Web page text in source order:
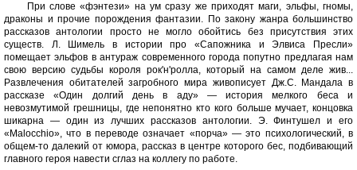
При слове «фэнтези» на ум сразу же приходят маги, эльфы, гномы,
драконы и прочие порождения фантазии. По закону жанра большинство
рассказов антологии просто не могло обойтись без присутствия этих
существ. Л. Шимель в истории про «Сапожника и Элвиса Пресли»
помещает эльфов в антураж современного города попутно предлагая нам
свою версию судьбы короля рок'н'ролла, который на самом деле жив...
Развлечения обитателей загробного мира живописует Дж.С. Мандала в
рассказе «Один долгий день в аду» — история мелкого беса и
невозмутимой грешницы, где непонятно кто кого больше мучает, концовка
шикарна — один из лучших рассказов антологии. Э. Финтушел и его
«Мalocchio», что в переводе означает «порча» — это психологический, в
общем-то далекий от юмора, рассказ в центре которого бес, подбивающий
главного героя навести сглаз на коллегу по работе.